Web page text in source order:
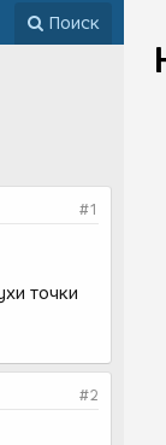
Поиск
#1
точки
#2